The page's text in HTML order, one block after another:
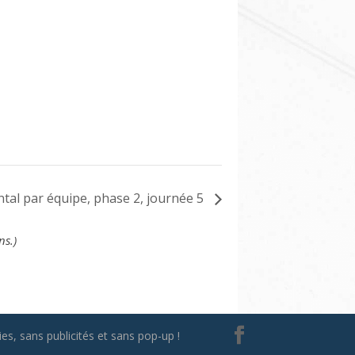
par équipe, phase 2, journée 5
sans publicités et sans pop-up !